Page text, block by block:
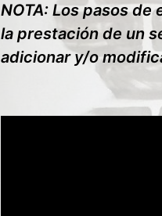
NOTA: Los pasos
la prestación de un
adicionar y/o